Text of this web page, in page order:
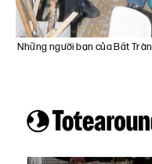
Những người bạn của Bát